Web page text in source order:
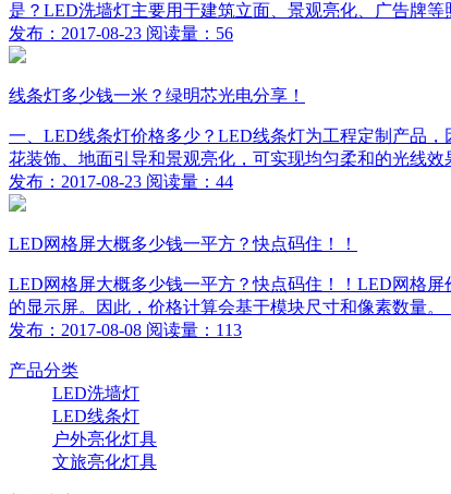
是？LED洗墙灯主要用于建筑立面、景观亮化、广告牌
发布：2017-08-23 阅读量：56
线条灯多少钱一米？绿明芯光电分享！
一、LED线条灯价格多少？LED线条灯为工程定制产品
花装饰、地面引导和景观亮化，可实现均匀柔和的光线
发布：2017-08-23 阅读量：44
LED网格屏大概多少钱一平方？快点码住！！
LED网格屏大概多少钱一平方？快点码住！！LED网格
的显示屏。因此，价格计算会基于模块尺寸和像素数量
发布：2017-08-08 阅读量：113
产品分类
LED洗墙灯
LED线条灯
户外亮化灯具
文旅亮化灯具